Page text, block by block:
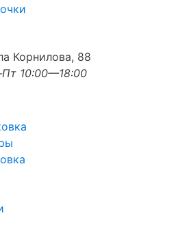
Корнилова, 88
10:00—18:00